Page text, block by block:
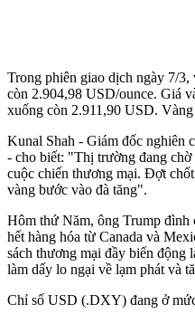
Trong phiên giao dịch ngày 7/
còn 2.904,98 USD/ounce. Giá
xuống còn 2.911,90 USD.
Kunal Shah - Giám đốc nghiên
- cho biết: "Thị trường đang
cuộc chiến thương mại. Đợt
vàng bước vào đà tăng".
Hôm thứ Năm, ông Trump đình
hết hàng hóa từ Canada và
sách thương mại đầy biến động
làm dấy lo ngại về lạm phát và
Chỉ số USD (.DXY) đang ở